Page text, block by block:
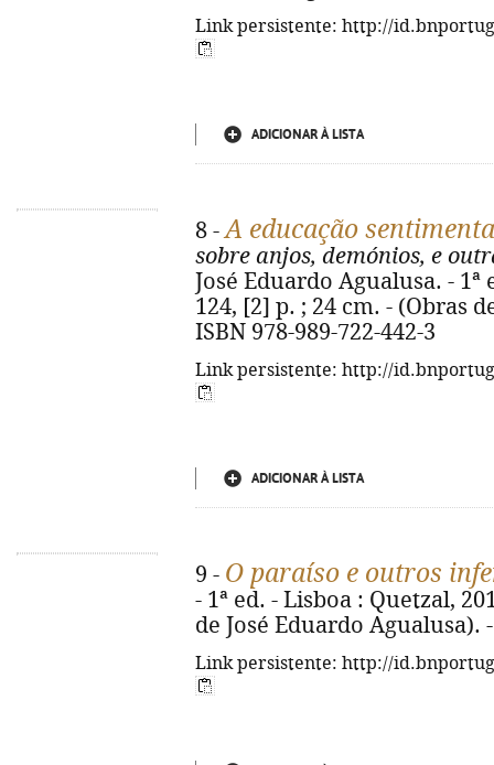
Link persistente: http://
ADICIONAR À LISTA
8 -A educação
sobre anjos, demónios, e
José Eduardo Agualusa. - 1ª
124, [2] p. ; 24 cm. - (Obras
ISBN 978-989-722-442-3
Link persistente: http://
ADICIONAR À LISTA
9 - O paraíso e outros
- 1ª ed. - Lisboa : Quetzal,
de José Eduardo Agualusa).
Link persistente: http://